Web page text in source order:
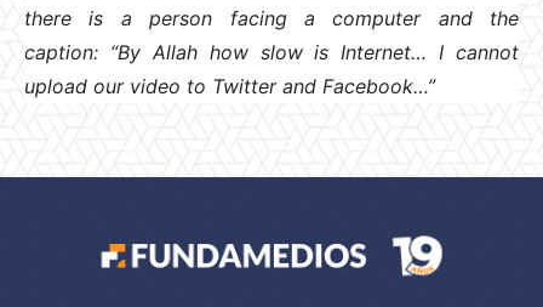
there is a person facing a computer and the
caption: “By Allah how slow is Internet… I cannot
upload our video to Twitter and Facebook…”